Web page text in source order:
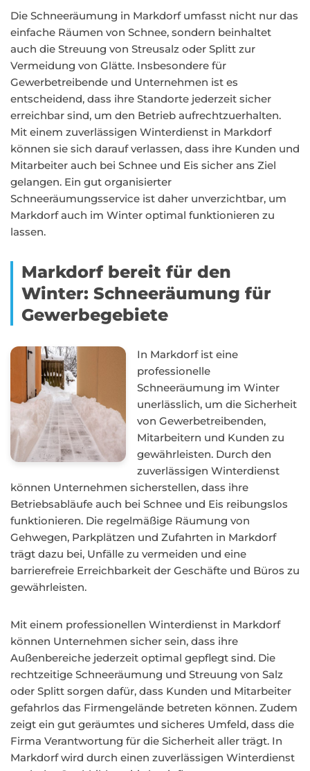
Die Schneeräumung in Markdorf umfasst nicht nur das
einfache Räumen von Schnee, sondern beinhaltet
auch die Streuung von Streusalz oder Splitt zur
Vermeidung von Glätte. Insbesondere für
Gewerbetreibende und Unternehmen ist es
entscheidend, dass ihre Standorte jederzeit sicher
erreichbar sind, um den Betrieb aufrechtzuerhalten.
Mit einem zuverlässigen Winterdienst in Markdorf
können sie sich darauf verlassen, dass ihre Kunden und
Mitarbeiter auch bei Schnee und Eis sicher ans Ziel
gelangen. Ein gut organisierter
Schneeräumungsservice ist daher unverzichtbar, um
Markdorf auch im Winter optimal funktionieren zu
lassen.
Markdorf bereit für den
Winter: Schneeräumung für
Gewerbegebiete
In Markdorf ist eine
professionelle
Schneeräumung im Winter
unerlässlich, um die Sicherheit
von Gewerbetreibenden,
Mitarbeitern und Kunden zu
gewährleisten. Durch den
zuverlässigen Winterdienst
können Unternehmen sicherstellen, dass ihre
Betriebsabläufe auch bei Schnee und Eis reibungslos
funktionieren. Die regelmäßige Räumung von
Gehwegen, Parkplätzen und Zufahrten in Markdorf
trägt dazu bei, Unfälle zu vermeiden und eine
barrierefreie Erreichbarkeit der Geschäfte und Büros zu
gewährleisten.
Mit einem professionellen Winterdienst in Markdorf
können Unternehmen sicher sein, dass ihre
Außenbereiche jederzeit optimal gepflegt sind. Die
rechtzeitige Schneeräumung und Streuung von Salz
oder Splitt sorgen dafür, dass Kunden und Mitarbeiter
gefahrlos das Firmengelände betreten können. Zudem
zeigt ein gut geräumtes und sicheres Umfeld, dass die
Firma Verantwortung für die Sicherheit aller trägt. In
Markdorf wird durch einen zuverlässigen Winterdienst